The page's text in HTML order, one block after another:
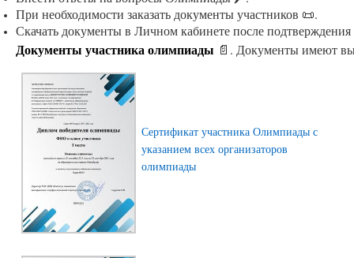
При необходимости заказать документы участников 📜.
Скачать документы в Личном кабинете после
Документы участника олимпиады 📄. Документы имеют
Сертификат участника Олимпиады с
указанием всех организаторов
олимпиады